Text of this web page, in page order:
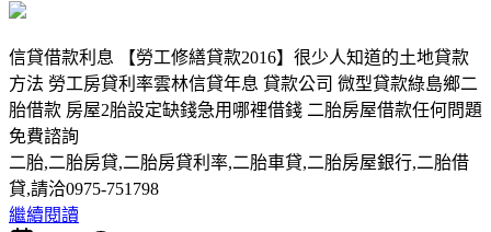
信貸借款利息 【勞工修繕貸款2016】很少人知道的土地貸款
方法 勞工房貸利率雲林信貸年息 貸款公司 微型貸款綠島鄉二
胎借款 房屋2胎設定缺錢急用哪裡借錢 二胎房屋借款任何問題
免費諮詢
二胎,二胎房貸,二胎房貸利率,二胎車貸,二胎房屋銀行,二胎借
貸,請洽0975-751798
繼續閱讀